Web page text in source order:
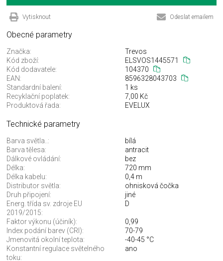
Vytisknout Odeslat emailem
Obecné parametry
Značka:
Trevos
Kód zboží:
ELSVOS1445571
Kód dodavatele:
104370
EAN:
8596328043703
Standardní balení:
1 ks
Recyklační poplatek:
7,00 Kč
Produktová řada:
EVELUX
Technické parametry
Barva světla..:
bílá
Barva tělesa:
antracit
Dálkové ovládání:
bez
Délka:
720 mm
Délka kabelu:
0,4 m
Distributor světla:
ohnisková čočka
Druh připojení:
jiné
Energ. třída sv. zdroje EU
2019/2015:
D
Faktor výkonu (účiník):
0,99
Index podání barev (CRI):
70-79
Jmenovitá okolní teplota:
-40-45 °C
Konstantní regulace světelného
toku:
ano